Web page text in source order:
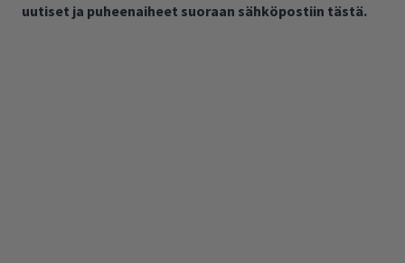
uutiset ja puheenaiheet suoraan sähköpostiin tästä.